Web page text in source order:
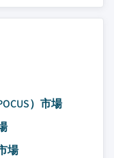
）市場
場